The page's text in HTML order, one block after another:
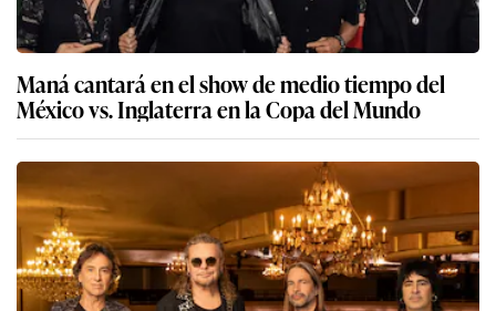
Maná cantará en el show de medio tiempo del
México vs. Inglaterra en la Copa del Mundo